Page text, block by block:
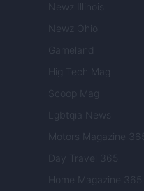
Newz Illinois
Newz Ohio
Gameland
Hig Tech Mag
Scoop Mag
Lgbtqia News
Motors Magazine 365
Day Travel 365
Home Magazine 365